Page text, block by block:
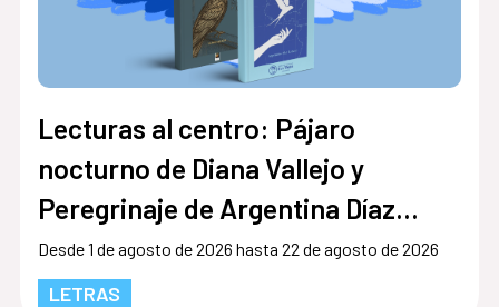
Lecturas al centro: Pájaro
nocturno de Diana Vallejo y
Peregrinaje de Argentina Díaz
Lozano
Desde 1 de agosto de 2026 hasta 22 de agosto de 2026
LETRAS